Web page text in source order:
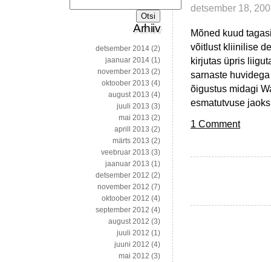
detsember 18,
Mõned kuud
võitlust kliinilise
kirjutas üpris
sarnaste
õigustus midagi
esmatutvuse
1 Comment
Arhiiv
detsember 2014 (2)
jaanuar 2014 (1)
november 2013 (2)
oktoober 2013 (4)
august 2013 (4)
juuli 2013 (3)
mai 2013 (2)
aprill 2013 (2)
märts 2013 (2)
veebruar 2013 (3)
jaanuar 2013 (1)
detsember 2012 (2)
november 2012 (7)
oktoober 2012 (4)
september 2012 (4)
august 2012 (3)
juuli 2012 (1)
juuni 2012 (4)
mai 2012 (3)